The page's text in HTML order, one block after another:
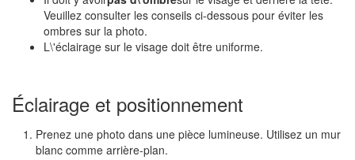
Veuillez consulter les conseils ci-dessous pour éviter les
ombres sur la photo.
L\'éclairage sur le visage doit être uniforme.
Éclairage et positionnement
Prenez une photo dans une pièce lumineuse. Utilisez un mur
blanc comme arrière-plan.